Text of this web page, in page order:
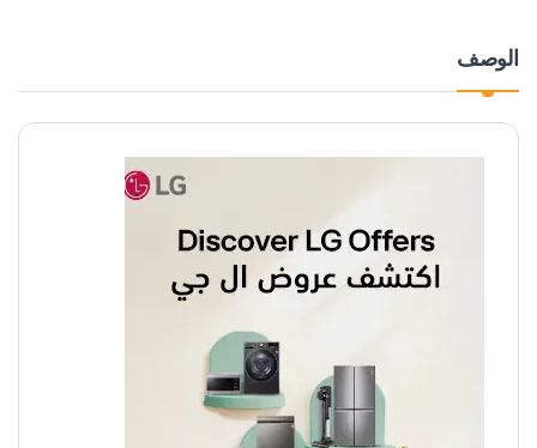
الوصف